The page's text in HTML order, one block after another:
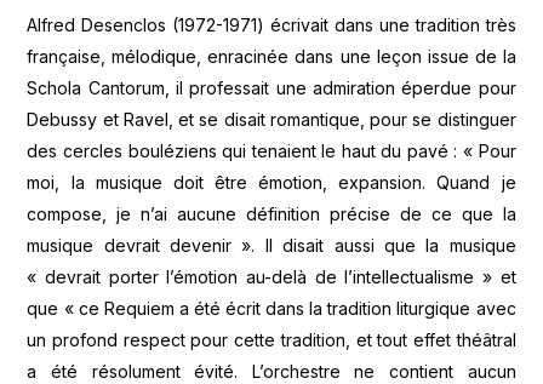
Alfred Desenclos (1972-1971) écrivait dans une tradition très
française, mélodique, enracinée dans une leçon issue de la
Schola Cantorum, il professait une admiration éperdue pour
Debussy et Ravel, et se disait romantique, pour se distinguer
des cercles bouléziens qui tenaient le haut du pavé : « Pour
moi, la musique doit être émotion, expansion. Quand je
compose, je n’ai aucune définition précise de ce que la
musique devrait devenir ». Il disait aussi que la musique
« devrait porter l’émotion au-delà de l’intellectualisme » et
que « ce Requiem a été écrit dans la tradition liturgique avec
un profond respect pour cette tradition, et tout effet théâtral
a été résolument évité. L’orchestre ne contient aucun